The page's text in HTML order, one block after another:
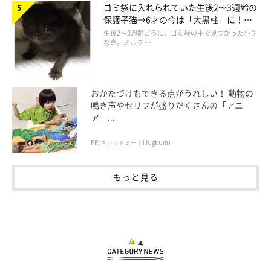
ゴミ袋に入れられていた生後2〜3週齢の
保護子猫→6才の今は「大黒柱」に！
美しい黒猫に成長した姿にグッとくる
生後2〜3週齢ごろに、ゴミ袋の中で見つかった小さ
な命。ミルク …
おかたづけもできる点がうれしい！ 動物の
鳴き声やセリフが盛りだくさんの「アニ
ア ...
PR(タカラトミー｜Hugkum)
もっと見る